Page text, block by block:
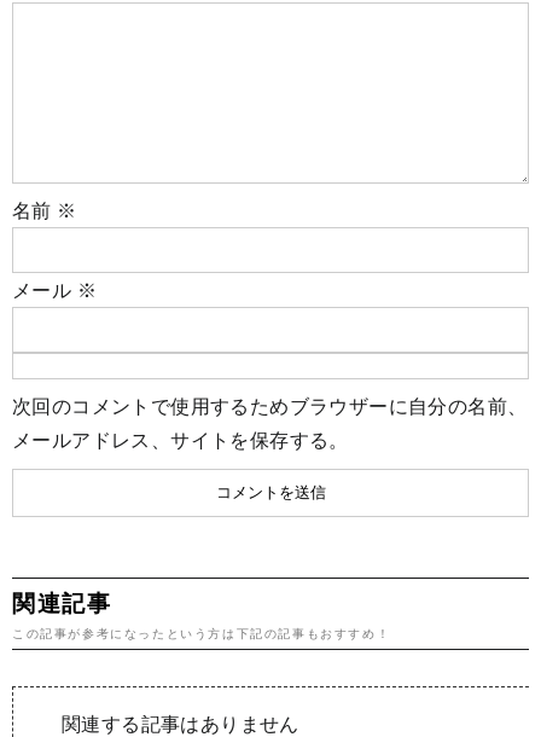
名前 ※
メール ※
次回のコメントで使用するためブラウザーに自分の名前、
メールアドレス、サイトを保存する。
関連記事
この記事が参考になったという方は下記の記事もおすすめ！
関連する記事はありません